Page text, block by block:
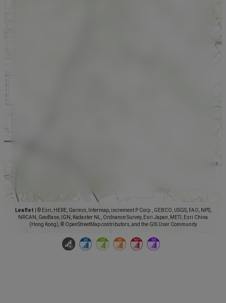
Leaflet
© Esri, HERE, Garmin, Intermap, increment P Corp., GEBCO, USGS, FAO, NPS,
NRCAN, GeoBase, IGN, Kadaster NL, Ordnance Survey, Esri Japan, METI, Esri China
(Hong Kong), © OpenStreetMap contributors, and the GIS User Community